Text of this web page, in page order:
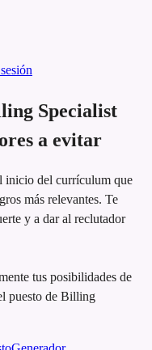
Specialist
a evitar
inicio del currículum que
más relevantes. Te
y a dar al reclutador
tus posibilidades de
puesto de Billing